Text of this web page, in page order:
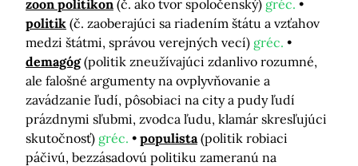
zoon politikon (č. ako tvor spoločenský) gréc.
politik (č. zaoberajúci sa riadením štátu a vzťahov
medzi štátmi, správou verejných vecí) gréc.
demagóg (politik zneužívajúci zdanlivo rozumné,
ale falošné argumenty na ovplyvňovanie a
zavádzanie ľudí, pôsobiaci na city a pudy ľudí
prázdnymi sľubmi, zvodca ľudu, klamár skresľujúci
skutočnosť) gréc. populista (politik robiaci
páčivú, bezzásadovú politiku zameranú na